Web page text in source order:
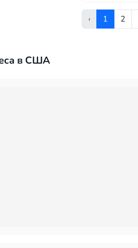
‹ 1 2
в США